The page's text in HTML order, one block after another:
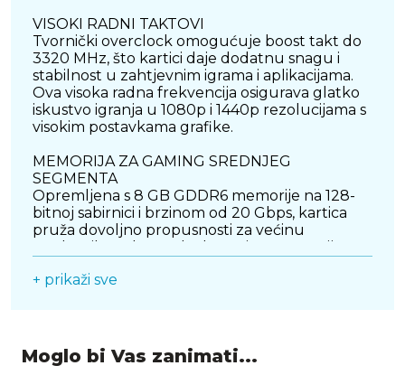
VISOKI RADNI TAKTOVI
Tvornički overclock omogućuje boost takt do
3320 MHz, što kartici daje dodatnu snagu i
stabilnost u zahtjevnim igrama i aplikacijama.
Ova visoka radna frekvencija osigurava glatko
iskustvo igranja u 1080p i 1440p rezolucijama s
visokim postavkama grafike.
MEMORIJA ZA GAMING SREDNJEG
SEGMENTA
Opremljena s 8 GB GDDR6 memorije na 128-
bitnoj sabirnici i brzinom od 20 Gbps, kartica
pruža dovoljno propusnosti za većinu
zahtjevne igre, u svom segmentu nudi odličan
Dual-fan sustav s velikim, optimiziranim
ventilatorima i kvalitetnim hladnjakom
+ prikaži sve
Moglo bi Vas zanimati...